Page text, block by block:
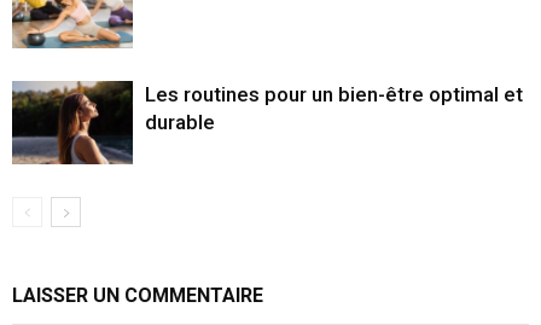
Les routines pour un bien-être optimal et
durable
LAISSER UN COMMENTAIRE